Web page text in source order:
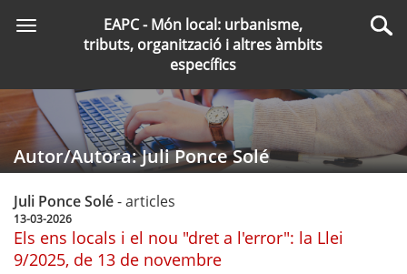
Toggle
navigation
EAPC - Món local: urbanisme,
tributs, organització i altres àmbits
específics
Autor/Autora: Juli Ponce Solé
Juli Ponce Solé- articles
13-03-2026
Els ens locals i el nou "dret a l'error": la Llei
9/2025, de 13 de novembre